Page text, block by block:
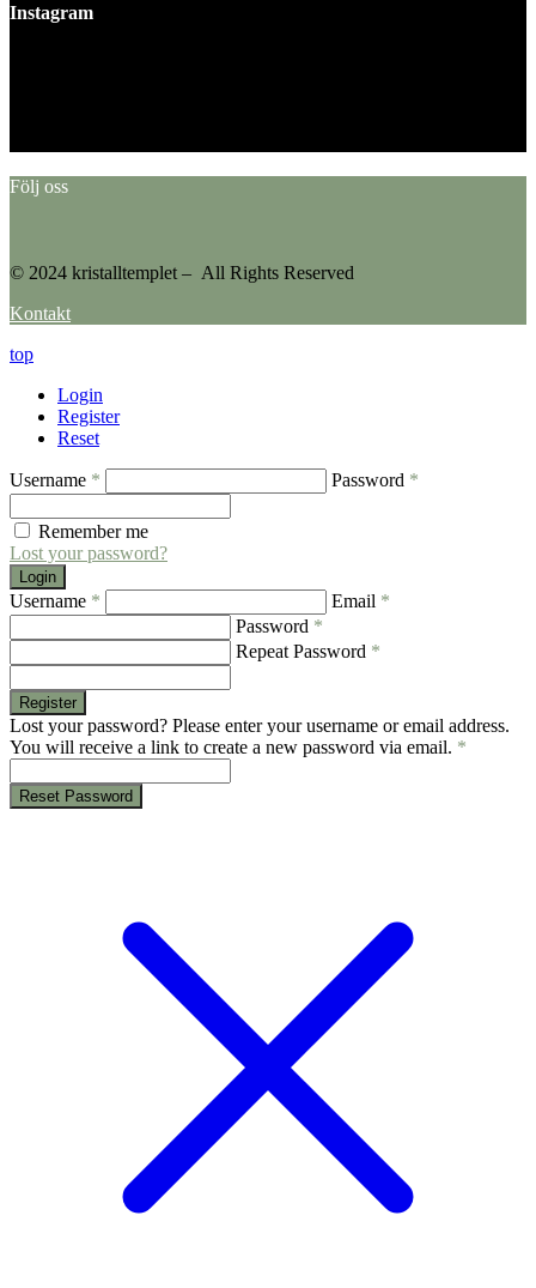
Instagram
Följ oss
© 2024 kristalltemplet – All Rights Reserved
Kontakt
top
Login
Register
Reset
Username * Password *
Remember me
Lost your password?
Login
Username * Email *
Password *
Repeat Password *
Register
Lost your password? Please enter your username or email address.
You will receive a link to create a new password via email. *
Reset Password